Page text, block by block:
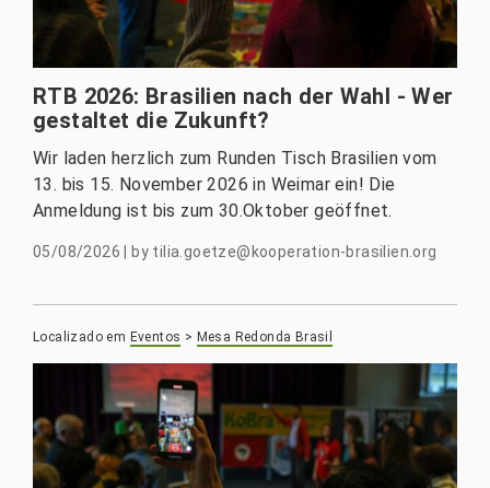
RTB 2026: Brasilien nach der Wahl - Wer
gestaltet die Zukunft?
Wir laden herzlich zum Runden Tisch Brasilien vom
13. bis 15. November 2026 in Weimar ein! Die
Anmeldung ist bis zum 30.Oktober geöffnet.
05/08/2026 by tilia.goetze@kooperation-brasilien.org
Localizado em Eventos > Mesa Redonda Brasil